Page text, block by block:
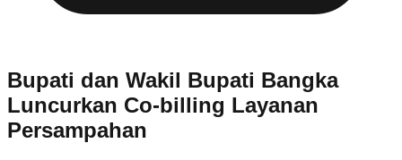
Bupati dan Wakil Bupati Bangka
Luncurkan Co-billing Layanan
Persampahan